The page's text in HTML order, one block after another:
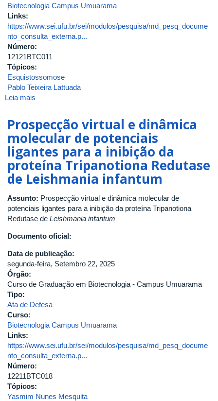
Biotecnologia Campus Umuarama
Links:
https://www.sei.ufu.br/sei/modulos/pesquisa/md_pesq_docume
nto_consulta_externa.p...
Número:
12121BTC011
Tópicos:
Esquistossomose
Pablo Teixeira Lattuada
Leia mais
computacionais
no
descobrimento
de
novas
alternativas
terapêuticas
Esquistossomose
Prospecção virtual e dinâmica
molecular de potenciais
ligantes para a inibição da
proteína Tripanotiona Redutase
de Leishmania infantum
Assunto: Prospecção virtual e dinâmica molecular de
potenciais ligantes para a inibição da proteína Tripanotiona
Redutase de Leishmania infantum
Documento oficial:
Data de publicação:
segunda-feira, Setembro 22, 2025
Órgão:
Curso de Graduação em Biotecnologia - Campus Umuarama
Tipo:
Ata de Defesa
Curso:
Biotecnologia Campus Umuarama
Links:
https://www.sei.ufu.br/sei/modulos/pesquisa/md_pesq_docume
nto_consulta_externa.p...
Número:
12211BTC018
Tópicos:
Yasmim Nunes Mesquita